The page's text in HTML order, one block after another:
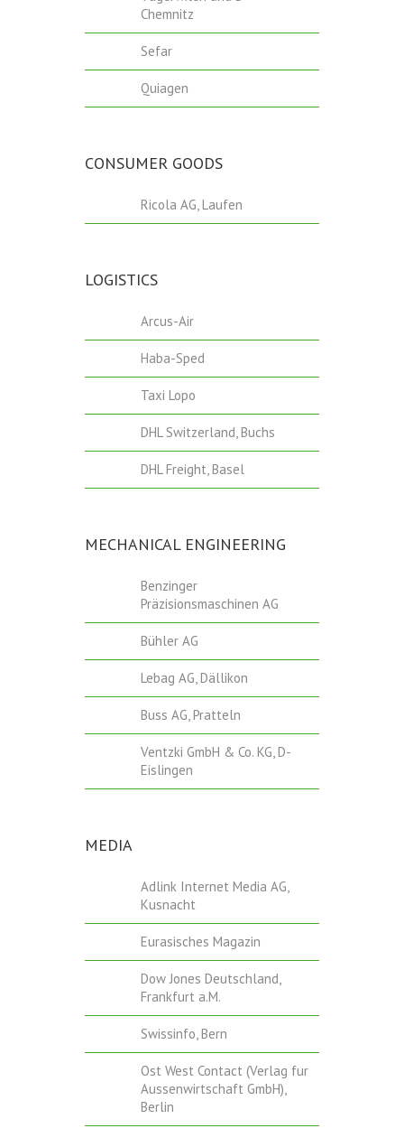
Chemnitz
Sefar
Quiagen
CONSUMER GOODS
Ricola AG, Laufen
LOGISTICS
Arcus-Air
Haba-Sped
Taxi Lopo
DHL Switzerland, Buchs
DHL Freight, Basel
MECHANICAL ENGINEERING
Benzinger
Präzisionsmaschinen AG
Bühler AG
Lebag AG, Dällikon
Buss AG, Pratteln
Ventzki GmbH & Co. KG, D-
Eislingen
MEDIA
Adlink Internet Media AG,
Kusnacht
Eurasisches Magazin
Dow Jones Deutschland,
Frankfurt a.M.
Swissinfo, Bern
Ost West Contact (Verlag fur
Aussenwirtschaft GmbH),
Berlin